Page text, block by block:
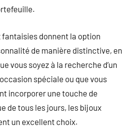
fantaisies donnent la option
de manière distinctive, en
vous soyez à la recherche d’un
spéciale ou que vous
incorporer une touche de
de tous les jours, les bijoux
un excellent choix.